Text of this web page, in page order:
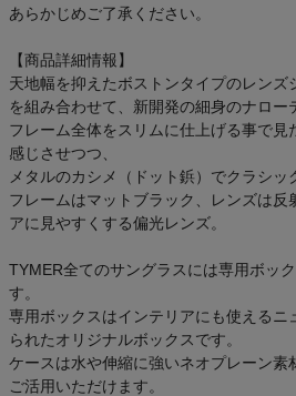
スタッフコーディネート
スタッフブログ
あらかじめご了承ください。
【商品詳細情報】
天地幅を抑えたボストンタイプのレンズ
を組み合わせて、新開発の細身のナロー
フレーム全体をスリムに仕上げる事で見
感じさせつつ、
メタルのカシメ（ドット鋲）でクラシッ
フレームはマットブラック、レンズは反
アに見やすくする偏光レンズ。
TYMER全てのサングラスには専用ボッ
す。
専用ボックスはインテリアにも使えるニ
られたオリジナルボックスです。
ケースは水や伸縮に強いネオプレーン素
ご活用いただけます。